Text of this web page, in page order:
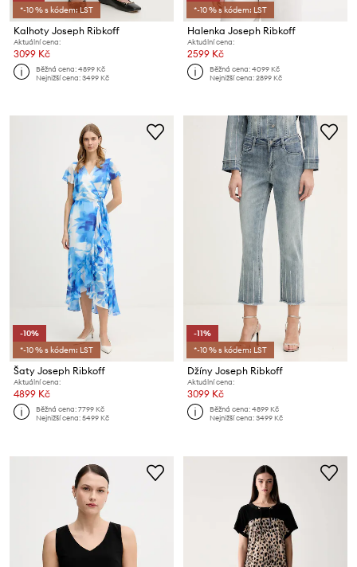
*-10 % s kódem: LST
Kalhoty Joseph Ribkoff
Aktuální cena:
3099 Kč
Běžná cena:4899 Kč
Nejnižší cena:3499 Kč
*-10 % s kódem: LST
Halenka Joseph Ribkoff
Aktuální cena:
2599 Kč
Běžná cena:4099 Kč
Nejnižší cena:2899 Kč
-10%
*-10 % s kódem: LST
Šaty Joseph Ribkoff
Aktuální cena:
4899 Kč
Běžná cena:7799 Kč
Nejnižší cena:5499 Kč
-11%
*-10 % s kódem: LST
Džíny Joseph Ribkoff
Aktuální cena:
3099 Kč
Běžná cena:4899 Kč
Nejnižší cena:3499 Kč